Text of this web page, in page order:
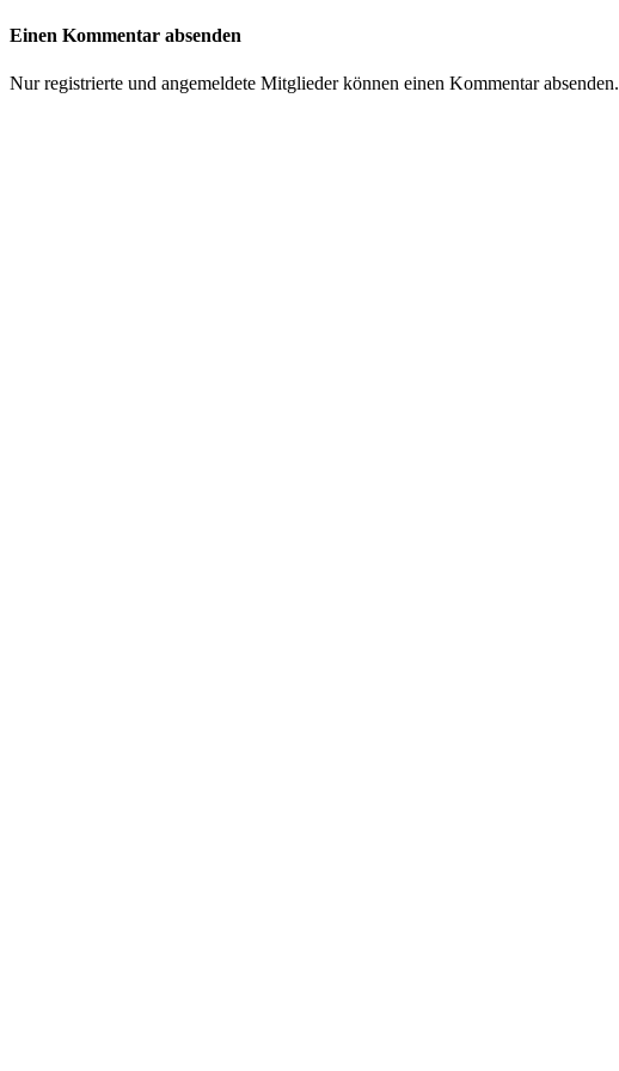
Einen Kommentar absenden
Nur registrierte und angemeldete Mitglieder können einen Kommentar absenden.